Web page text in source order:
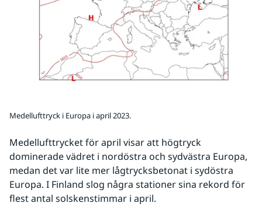
Medellufttryck i Europa i april 2023.
Medellufttrycket för april visar att högtryck
dominerade vädret i nordöstra och sydvästra Europa,
medan det var lite mer lågtrycksbetonat i sydöstra
Europa. I Finland slog några stationer sina rekord för
flest antal solskenstimmar i april.